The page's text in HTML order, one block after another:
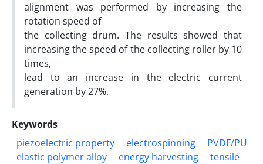
alignment was performed by increasing the
rotation speed of
the collecting drum. The results showed that
increasing the speed of the collecting roller by 10
times,
lead to an increase in the electric current
generation by 27%.
Keywords
piezoelectric property
electrospinning
PVDF/PU
elastic polymer alloy
energy harvesting
tensile